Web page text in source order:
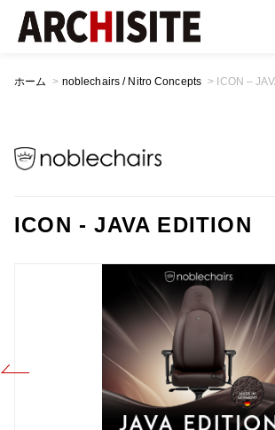
ホーム > noblechairs / Nitro Concepts > ICON –
ICON - JAVA EDITION